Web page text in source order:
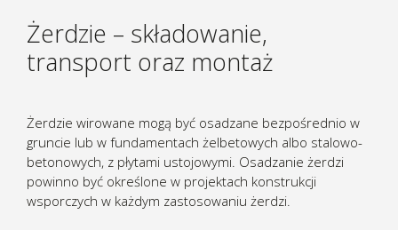
Żerdzie – składowanie,
transport oraz montaż
Żerdzie wirowane mogą być osadzane bezpośrednio w
gruncie lub w fundamentach żelbetowych albo stalowo-
betonowych, z płytami ustojowymi. Osadzanie żerdzi
powinno być określone w projektach konstrukcji
wsporczych w każdym zastosowaniu żerdzi.